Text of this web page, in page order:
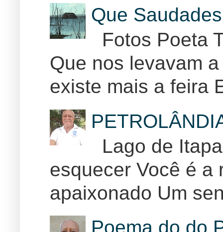
Que
Fotos Poeta
Que nos levavam
existe mais a feira
Lago de
esquecer Você é a
apaixonado Um
Poema do do